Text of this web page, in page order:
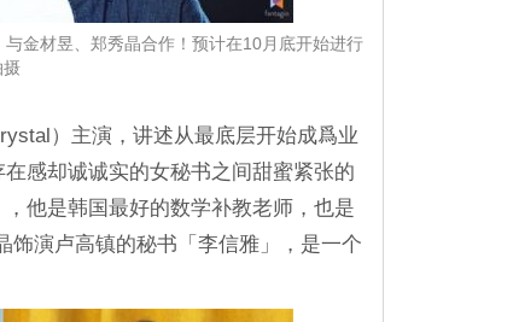
金材昱、郑秀晶合作！预计在10月底开始进行
摄
）主演，讲述从最底层开始成爲业
感却诚诚实的女秘书之间甜蜜紧张的
他是韩国最好的数学补教老师，也是
饰演卢高镇的秘书「李信雅」，是一个